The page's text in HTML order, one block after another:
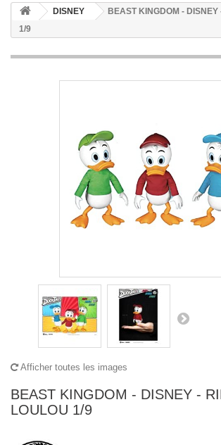
DISNEY
BEAST KINGDOM - DISNEY
1/9
Afficher toutes les images
BEAST KINGDOM - DISNEY -
LOULOU 1/9